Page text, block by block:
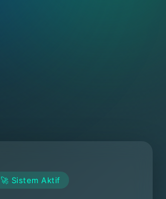
🚀 Sistem Aktif